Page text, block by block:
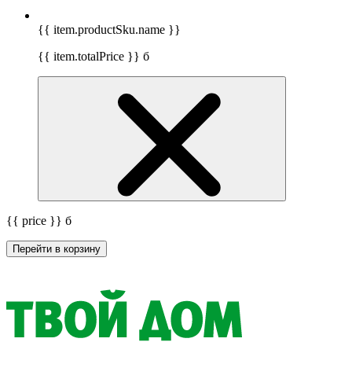
{{ item.productSku.name }}
{{ item.totalPrice }} б
{{ price }} б
Перейти в корзину